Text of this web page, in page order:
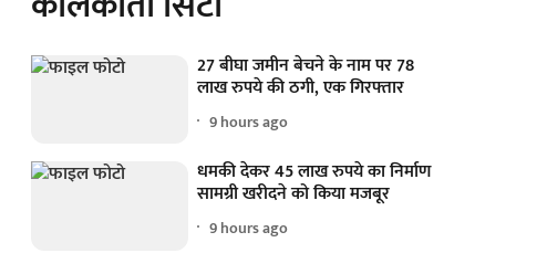
27 बीघा जमीन बेचने के नाम पर 78
लाख रुपये की ठगी, एक गिरफ्तार
9 hours ago
धमकी देकर 45 लाख रुपये का निर्माण
सामग्री खरीदने को किया मजबूर
9 hours ago